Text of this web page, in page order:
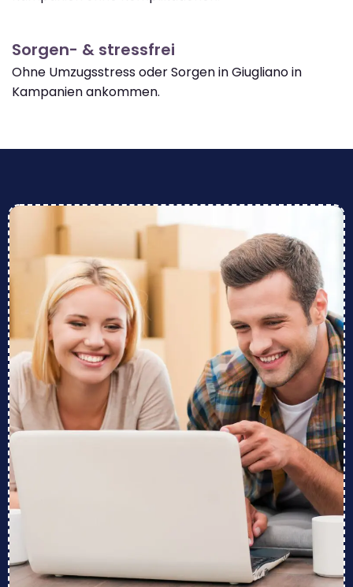
Sorgen- & stressfrei
Ohne Umzugsstress oder Sorgen in Giugliano in
Kampanien ankommen.